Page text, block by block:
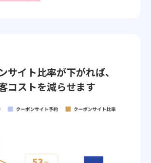
サイト比率が下がれば、
コストを減らせます